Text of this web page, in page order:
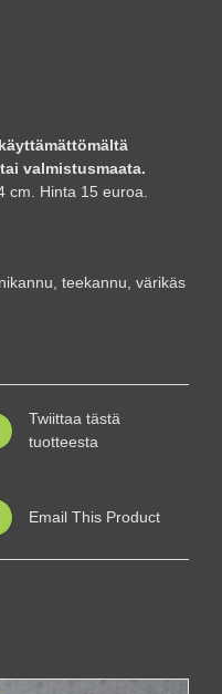
valmistusmaata.
cm. Hinta 15 euroa.
, teekannu, värikäs
Twiittaa tästä
tuotteesta
Email This Product